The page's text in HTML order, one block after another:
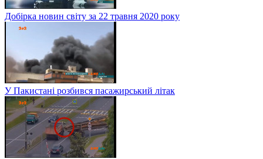
Добірка новин світу за 22 травня 2020 року
У Пакистані розбився пасажирський літак